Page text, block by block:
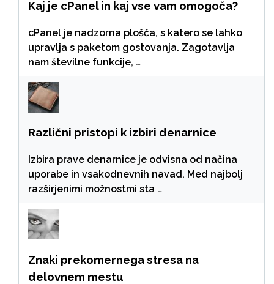
Kaj je cPanel in kaj vse vam omogoča?
cPanel je nadzorna plošča, s katero se lahko
upravlja s paketom gostovanja. Zagotavlja
nam številne funkcije, …
Različni pristopi k izbiri denarnice
Izbira prave denarnice je odvisna od načina
uporabe in vsakodnevnih navad. Med najbolj
razširjenimi možnostmi sta …
Znaki prekomernega stresa na
delovnem mestu